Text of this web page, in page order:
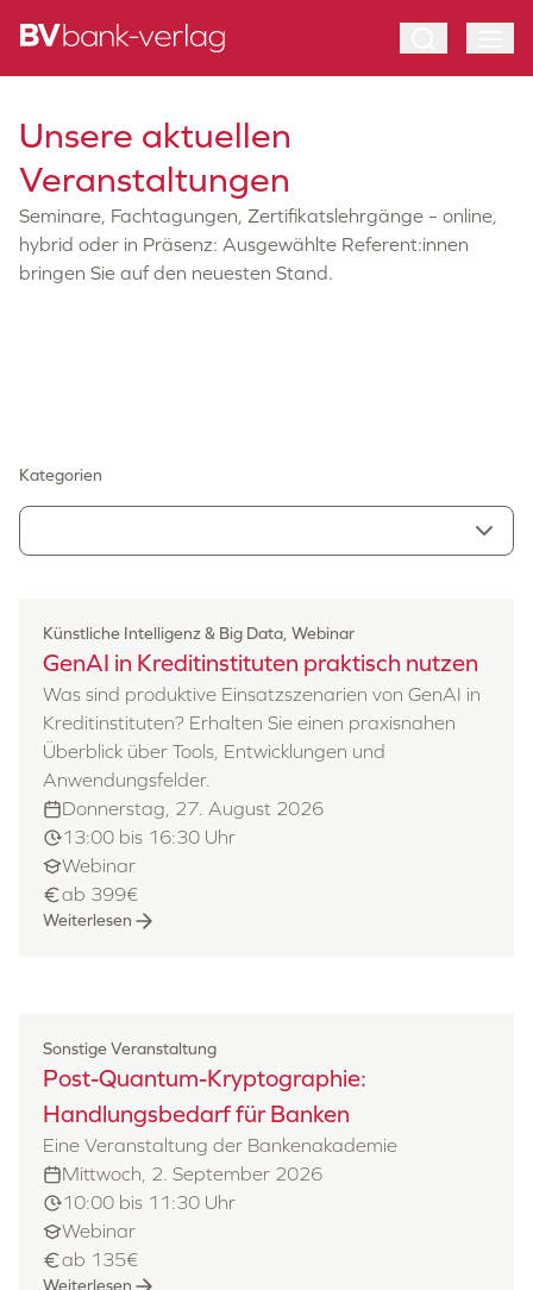
Unsere aktuellen
Veranstaltungen
Seminare, Fachtagungen, Zertifikatslehrgänge – online,
hybrid oder in Präsenz: Ausgewählte Referent:innen
bringen Sie auf den neuesten Stand.
Kategorien
Künstliche Intelligenz & Big Data, Webinar
GenAI in Kreditinstituten praktisch nutzen
Was sind produktive Einsatzszenarien von GenAI in
Kreditinstituten? Erhalten Sie einen praxisnahen
Überblick über Tools, Entwicklungen und
Anwendungsfelder.
Donnerstag, 27. August 2026
13:00 bis 16:30 Uhr
Webinar
ab 399€
Weiterlesen
Sonstige Veranstaltung
Post-Quantum-Kryptographie:
Handlungsbedarf für Banken
Eine Veranstaltung der Bankenakademie
Mittwoch, 2. September 2026
10:00 bis 11:30 Uhr
Webinar
ab 135€
Weiterlesen